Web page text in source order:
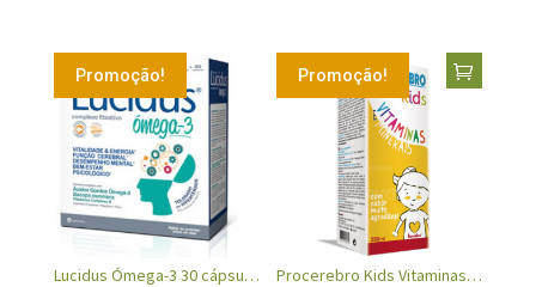
Promoção!
Lucidus Ómega-3 30 cápsulas + 30 ampolas
Promoção!
Procerebro Kids Vitaminas e Minerais